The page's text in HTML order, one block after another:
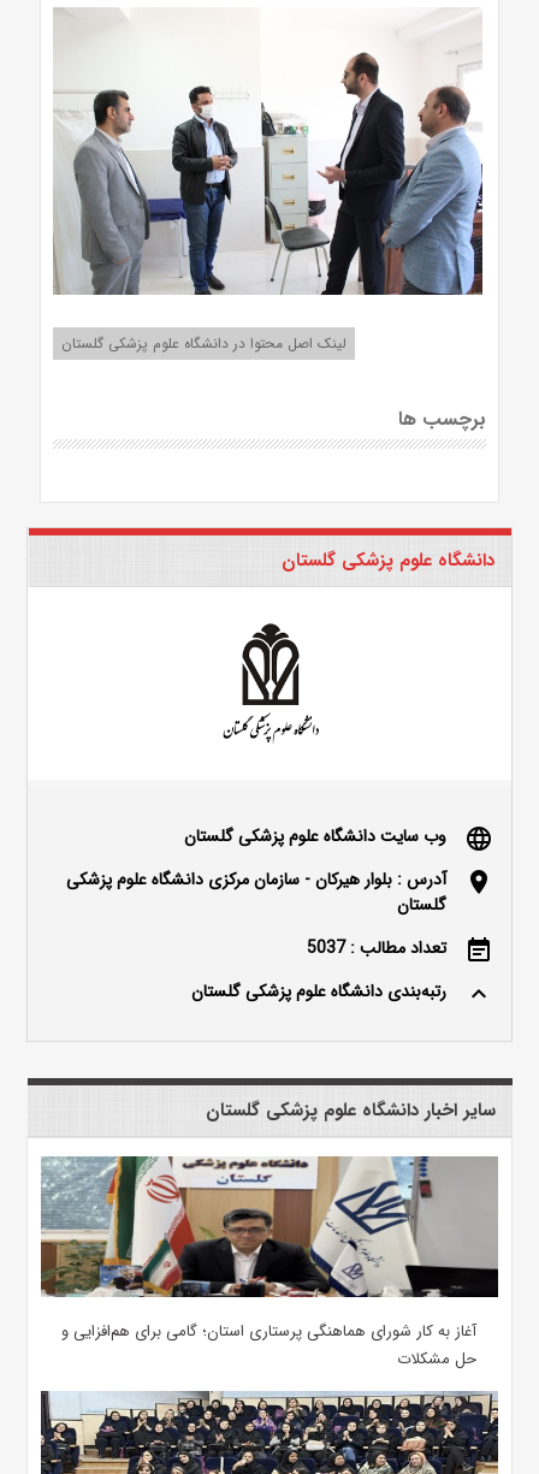
لینک اصل محتوا در دانشگاه علوم پزشکی گلستان
برچسب ها
دانشگاه علوم پزشکی گلستان
language وب سایت دانشگاه علوم پزشکی گلستان
location_on
آدرس : بلوار هیرکان - سازمان مرکزی دانشگاه علوم پزشکی
گلستان
event_note تعداد مطالب : 5037
keyboard_arrow_up رتبه‌بندی دانشگاه علوم پزشکی گلستان
سایر اخبار دانشگاه علوم پزشکی گلستان
آغاز به کار شورای هماهنگی پرستاری استان؛ گامی برای هم‌افزایی و
حل مشکلات